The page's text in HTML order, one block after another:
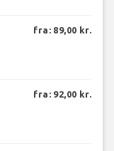
fra: 89,00 kr.
fra: 92,00 kr.